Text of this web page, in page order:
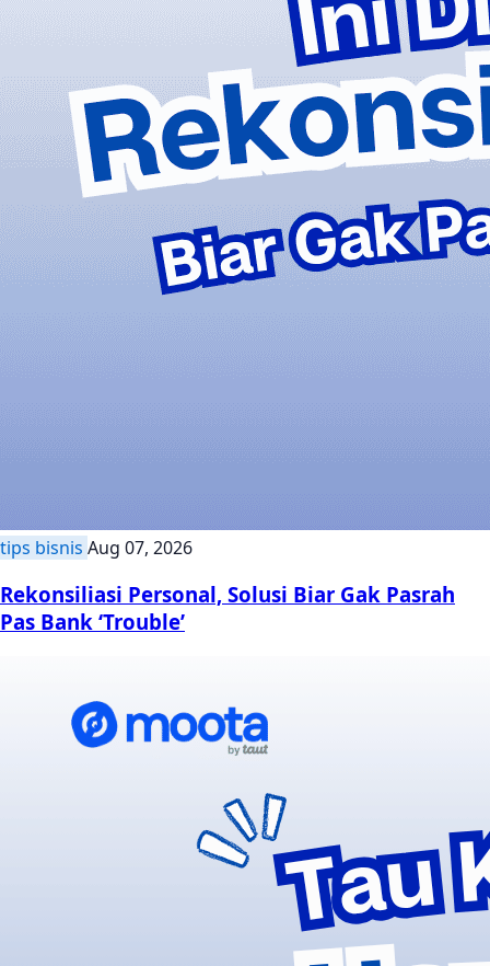
tips bisnis Aug 07, 2026
Rekonsiliasi Personal, Solusi Biar Gak Pasrah
Pas Bank ‘Trouble’